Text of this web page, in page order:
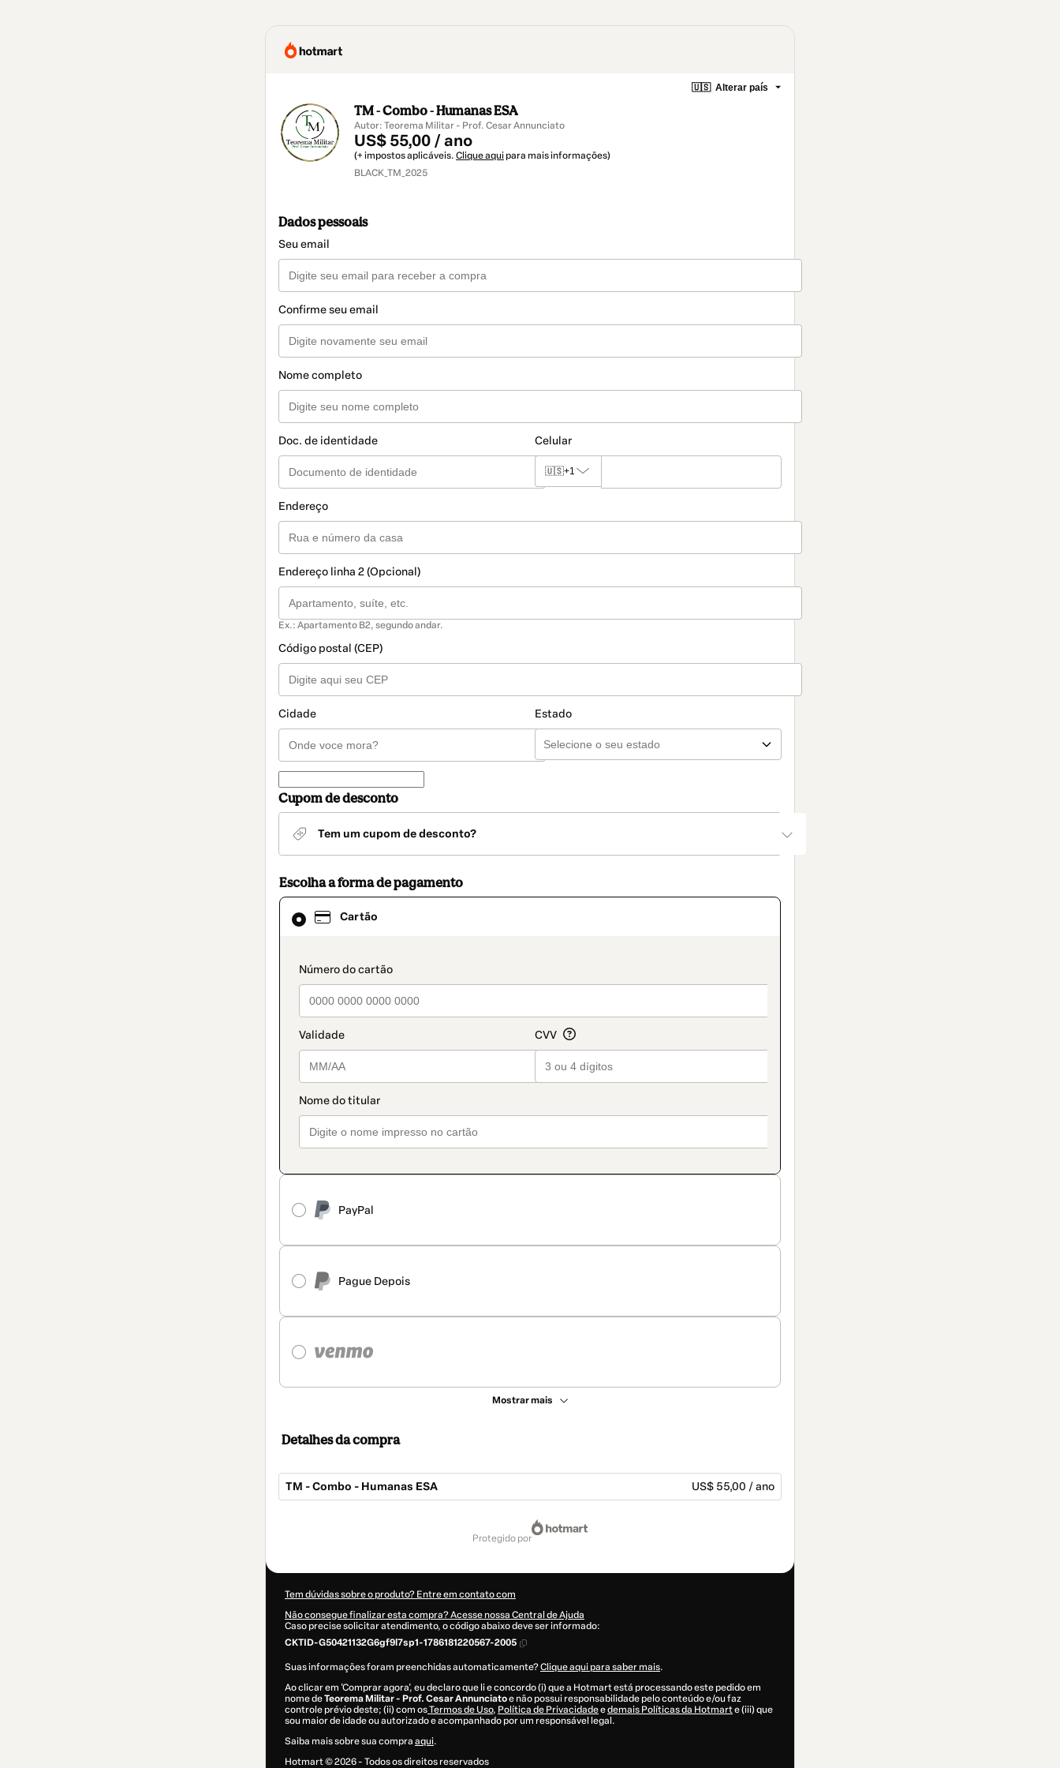
🇺🇸 Alterar país
TM - Combo - Humanas ESA
Autor: Teorema Militar - Prof. Cesar Annunciato
US$ 55,00 / ano
(+ impostos aplicáveis. Clique aqui para mais informações)
BLACK_TM_2025
Dados pessoais
Seu email
Confirme seu email
Nome completo
Doc. de identidade Celular
🇺🇸+1
Endereço
Endereço linha 2 (Opcional)
Ex.: Apartamento B2, segundo andar.
Código postal (CEP)
Cidade Estado
Cupom de desconto
Tem um cupom de desconto?
Escolha a forma de pagamento
Cartão
payment_data.section_title_v2
PayPal
Pague Depois
Mostrar mais
Cartão
selecionado
Detalhes da compra
TM - Combo - Humanas ESA US$ 55,00 / ano
protegido por
Tem dúvidas sobre o produto? Entre em contato com
Não consegue finalizar esta compra? Acesse nossa Central de Ajuda
Caso precise solicitar atendimento, o código abaixo deve ser informado:
CKTID-G50421132G6gf9l7sp1-1786181220567-2005
Suas informações foram preenchidas automaticamente?Clique aqui para saber mais.
Ao clicar em 'Comprar agora', eu declaro que li e concordo (i) que a Hotmart está processando este pedido em
nome deTeorema Militar - Prof. Cesar Annunciatoe não possui responsabilidade pelo conteúdo e/ou faz
controle prévio deste; (ii) com osTermos de Uso, Política de Privacidadeedemais Políticas da Hotmarte (iii) que
sou maior de idade ou autorizado e acompanhado por um responsável legal.
Saiba mais sobre sua compra aqui.
Hotmart ©2026- Todos os direitos reservados